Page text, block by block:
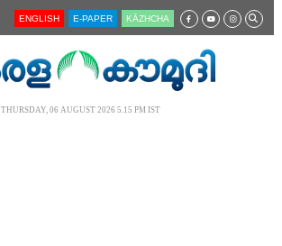
ENGLISH E-PAPER KĀZHCHA
THURSDAY, 06 AUGUST 2026 5.15 PM IST